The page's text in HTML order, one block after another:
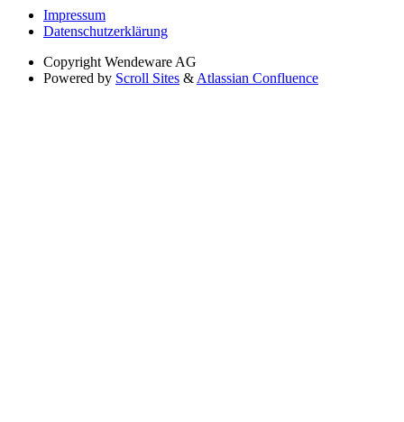
Impressum
Datenschutzerklärung
Copyright Wendeware AG
Powered by Scroll Sites & Atlassian Confluence